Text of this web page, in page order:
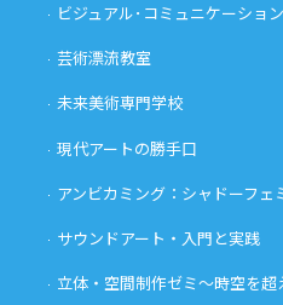
ビジュアル･コミュニケーショ
芸術漂流教室
未来美術専門学校
現代アートの勝手口
アンビカミング：シャドーフ
サウンドアート・入門と実践
立体・空間制作ゼミ〜時空を超